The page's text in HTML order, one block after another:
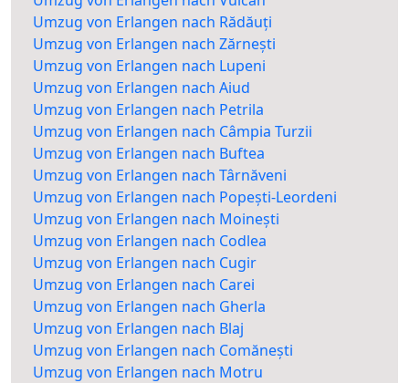
Umzug von Erlangen nach Rădăuți
Umzug von Erlangen nach Zărnești
Umzug von Erlangen nach Lupeni
Umzug von Erlangen nach Aiud
Umzug von Erlangen nach Petrila
Umzug von Erlangen nach Câmpia Turzii
Umzug von Erlangen nach Buftea
Umzug von Erlangen nach Târnăveni
Umzug von Erlangen nach Popești-Leordeni
Umzug von Erlangen nach Moinești
Umzug von Erlangen nach Codlea
Umzug von Erlangen nach Cugir
Umzug von Erlangen nach Carei
Umzug von Erlangen nach Gherla
Umzug von Erlangen nach Blaj
Umzug von Erlangen nach Comănești
Umzug von Erlangen nach Motru